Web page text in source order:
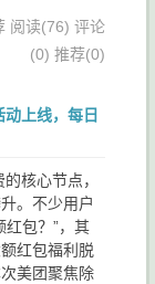
阅读(76) 评论
(0) 推荐(0)
上线，每日
核心节点，
。不少用户
红包？”，其
红包福利脱
美团聚焦除